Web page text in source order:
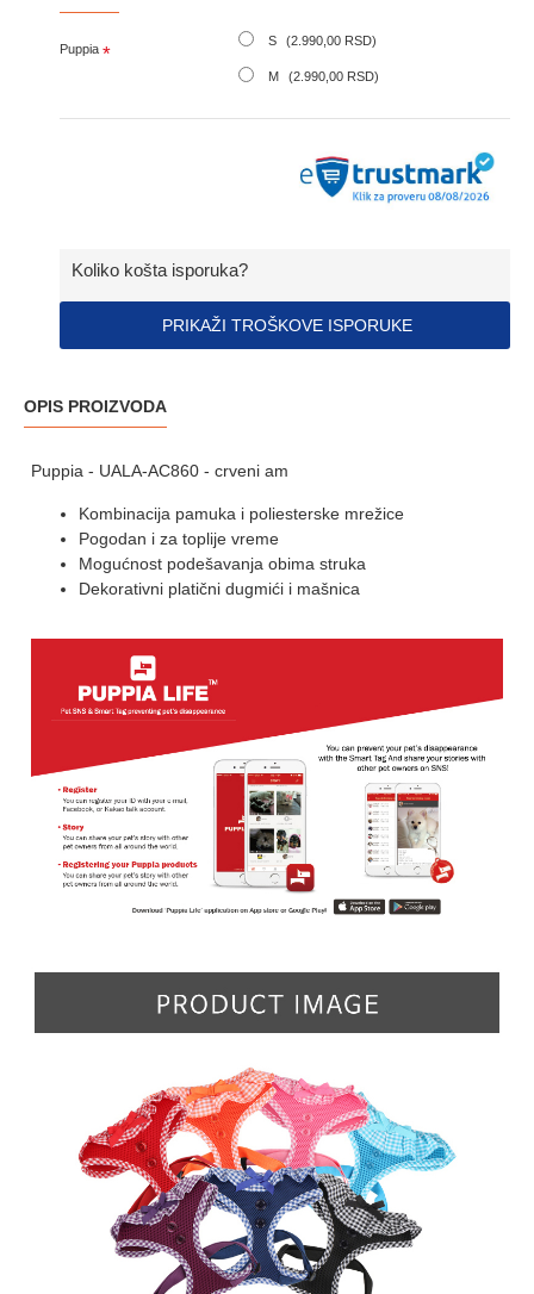
Puppia
S (2.990,00 RSD)
M (2.990,00 RSD)
Koliko košta isporuka?
PRIKAŽI TROŠKOVE ISPORUKE
OPIS PROIZVODA
Puppia - UALA-AC860 - crveni am
Kombinacija pamuka i poliesterske mrežice
Pogodan i za toplije vreme
Mogućnost podešavanja obima struka
Dekorativni platični dugmići i mašnica